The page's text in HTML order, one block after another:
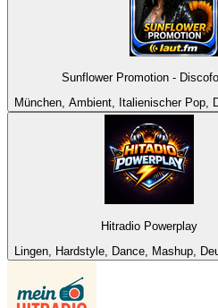
Sunflower Promotion -
München, Ambient, Italienischer Pop,
Hitradio Powerplay
Lingen, Hardstyle, Dance, Mashup,